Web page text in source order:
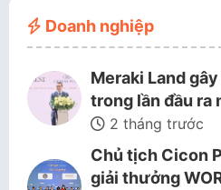
Doanh nghiệp
Meraki Land
trong lần đầu ra
2 tháng trước
Chủ tịch Cicon
giải thưởng